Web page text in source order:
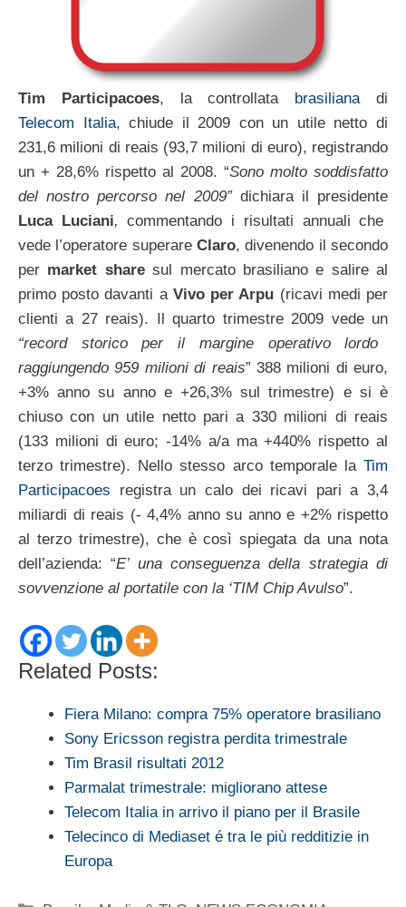
Tim Participacoes, la controllata brasilianadi
Telecom Italia, chiude il 2009 con un utile netto di
231,6 milioni di reais (93,7 milioni di euro), registrando
un + 28,6% rispetto al 2008. “Sono molto soddisfatto
del nostro percorso nel 2009” dichiara il presidente
Luca Luciani,commentando i risultati annuali che
vede l’operatore superare Claro, divenendo il secondo
per market sharesul mercato brasiliano e salire al
primo posto davanti aVivo per Arpu (ricavi medi per
clienti a 27 reais). Il quarto trimestre 2009 vede un
“record storico per il margine operativo lordo
raggiungendo 959 milioni di reais” 388 milioni di euro,
+3% anno su anno e +26,3% sul trimestre) e si è
chiuso con un utile netto pari a 330 milioni di reais
(133 milioni di euro; -14% a/a ma +440% rispetto al
terzo trimestre). Nello stesso arco temporale la Tim
Participacoes registra un calo dei ricavi pari a 3,4
miliardi di reais (- 4,4% anno su anno e +2% rispetto
al terzo trimestre), che è così spiegata da una nota
dell’azienda: “E’ una conseguenza della strategia di
sovvenzione al portatile con la ‘TIM Chip Avulso”.
Related Posts:
Fiera Milano: compra 75% operatore brasiliano
Sony Ericsson registra perdita trimestrale
Tim Brasil risultati 2012
Parmalat trimestrale: migliorano attese
Telecom Italia in arrivo il piano per il Brasile
Telecinco di Mediaset é tra le più redditizie in
Europa